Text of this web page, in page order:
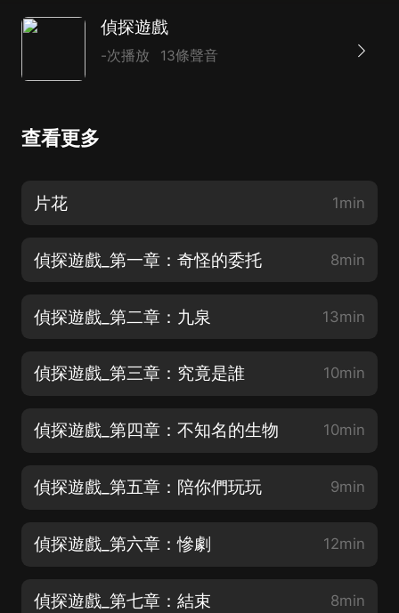
偵探遊戲
-次播放 13條聲音
查看更多
片花 1min
偵探遊戲_第一章：奇怪的委托 8min
偵探遊戲_第二章：九泉 13min
偵探遊戲_第三章：究竟是誰 10min
偵探遊戲_第四章：不知名的生物 10min
偵探遊戲_第五章：陪你們玩玩 9min
偵探遊戲_第六章：慘劇 12min
偵探遊戲_第七章：結束 8min